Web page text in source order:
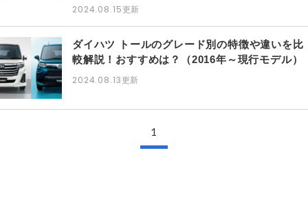
2024.08.15更新
ダイハツ トールのグレード別の特徴や違いを比
較解説！おすすめは？（2016年～現行モデル）
2024.08.13更新
1